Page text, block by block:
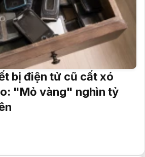
bị điện tử cũ cất xó
"Mỏ vàng" nghìn tỷ